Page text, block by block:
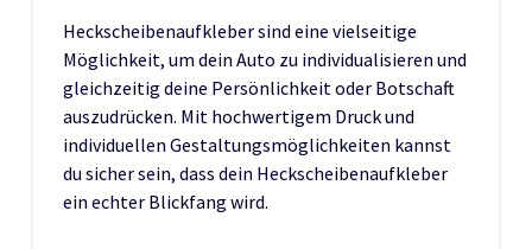
Heckscheibenaufkleber sind eine vielseitige
Möglichkeit, um dein Auto zu individualisieren und
gleichzeitig deine Persönlichkeit oder Botschaft
auszudrücken. Mit hochwertigem Druck und
individuellen Gestaltungsmöglichkeiten kannst
du sicher sein, dass dein Heckscheibenaufkleber
ein echter Blickfang wird.